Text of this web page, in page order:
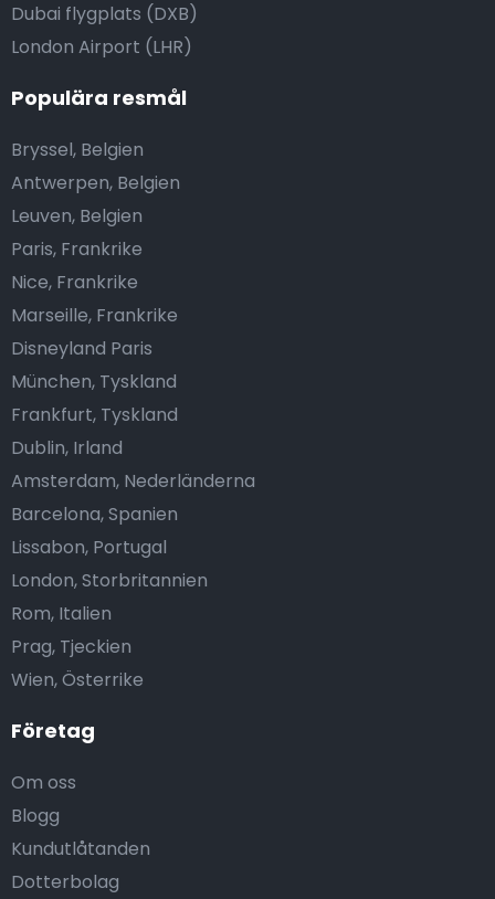
Företag
Om oss
Blogg
Kundutlåtanden
Dotterbolag
Dubai flygplats (DXB)
London Airport (LHR)
Populära resmål
Bryssel, Belgien
Antwerpen, Belgien
Leuven, Belgien
Paris, Frankrike
Nice, Frankrike
Marseille, Frankrike
Disneyland Paris
München, Tyskland
Frankfurt, Tyskland
Dublin, Irland
Amsterdam, Nederländerna
Barcelona, Spanien
Lissabon, Portugal
London, Storbritannien
Rom, Italien
Prag, Tjeckien
Wien, Österrike